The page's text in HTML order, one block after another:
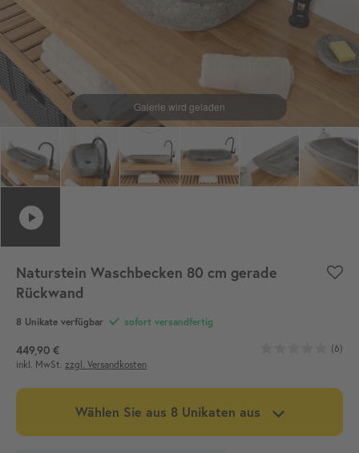
Naturstein Waschbecken 80 cm gerade
Rückwand
8 Unikate verfügbar sofort versandfertig
449,90 €
(6)
inkl. MwSt. zzgl. Versandkosten
Wählen Sie aus 8 Unikaten aus